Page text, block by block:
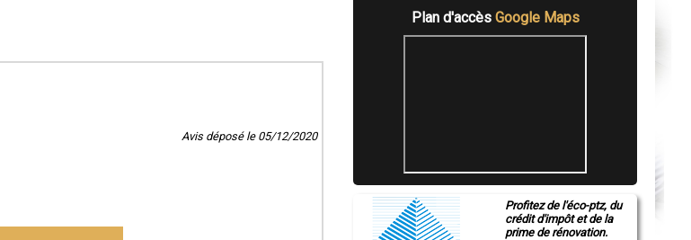
Avis déposé le 05/12/2020
Plan d'accès Google Maps
Profitez de l'éco-ptz, du
crédit d'impôt et de la
prime de rénovation.